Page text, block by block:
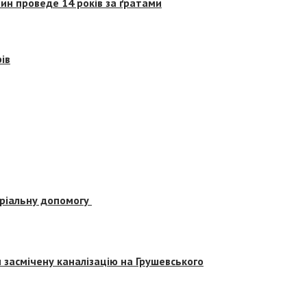
допомогу
каналізацію на Грушевського